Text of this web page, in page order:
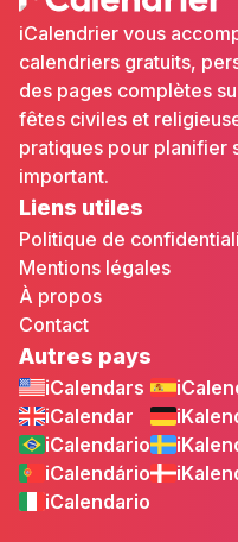
iCalendrier vous
calendriers gratuits,
des pages complètes
fêtes civiles et
pratiques pour planifier
important.
Liens utiles
Politique de
Mentions légales
À propos
Contact
Autres pays
iCalendars
iCalendar
iCalendario
iCalendário
iCalendario